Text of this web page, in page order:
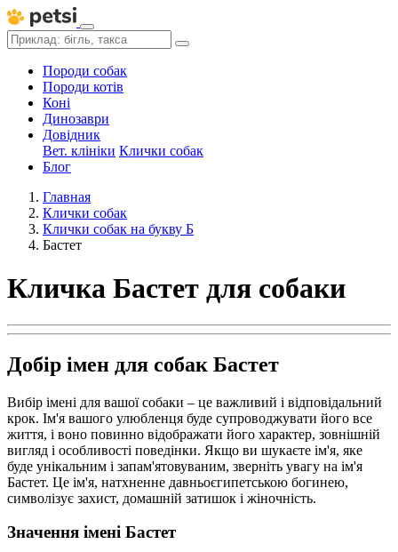
Породи собак
Породи котів
Коні
Динозаври
Довідник
Вет. клініки Клички собак
Блог
Главная
Клички собак
Клички собак на букву Б
Бастет
Кличка Бастет для собаки
Добір імен для собак Бастет
Вибір імені для вашої собаки – це важливий і відповідальний
крок. Ім'я вашого улюбленця буде супроводжувати його все
життя, і воно повинно відображати його характер, зовнішній
вигляд і особливості поведінки. Якщо ви шукаєте ім'я, яке
буде унікальним і запам'ятовуваним, зверніть увагу на ім'я
Бастет. Це ім'я, натхненне давньоєгипетською богинею,
символізує захист, домашній затишок і жіночність.
Значення імені Бастет